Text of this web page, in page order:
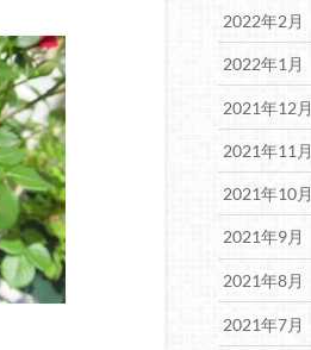
2022年2月
2022年1月
2021年12月
2021年11月
2021年10月
2021年9月
2021年8月
2021年7月